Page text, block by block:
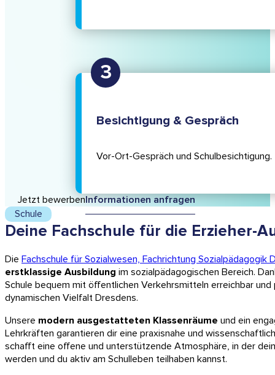
Besichtigung & Gespräch
Vor-Ort-Gespräch und Schulbe­sichtigung.
Jetzt bewerbenInformationen anfragen
Schule
Deine Fachschule für die Erzieher-
Die Fachschule für Sozialwesen, Fachrichtung Sozialpädagogik
erstklassige Ausbildung im sozialpädagogischen Bereich.
Schule bequem mit öffentlichen Verkehrsmitteln erreichbar
dynamischen Vielfalt Dresdens.
Unsere modern ausgestatteten Klassenräume und ein
Lehrkräften garantieren dir eine praxisnahe und
schafft eine offene und unterstützende Atmosphäre, in der
werden und du aktiv am Schulleben teilhaben kannst.